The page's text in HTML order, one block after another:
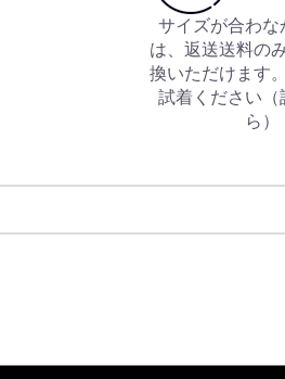
サイズが合わな
は、返送送料の
換いただけます
試着ください（
ら ）